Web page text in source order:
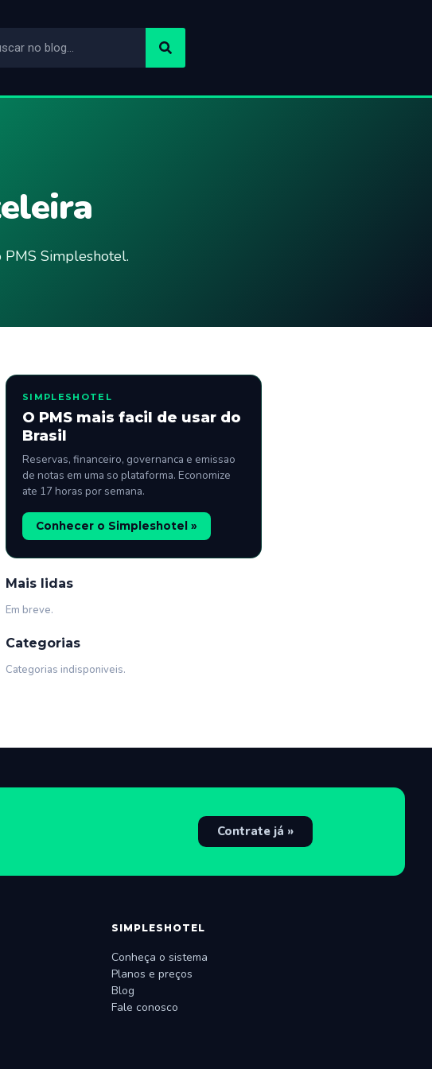
PMS Simpleshotel.
SIMPLESHOTEL
O PMS mais facil de usar do
Brasil
Reservas, financeiro, governanca e emissao
de notas em uma so plataforma. Economize
ate 17 horas por semana.
Conhecer o Simpleshotel »
Mais lidas
Em breve.
Categorias
Categorias indisponiveis.
Contrate já »
SIMPLESHOTEL
Conheça o sistema
Planos e preços
Blog
Fale conosco